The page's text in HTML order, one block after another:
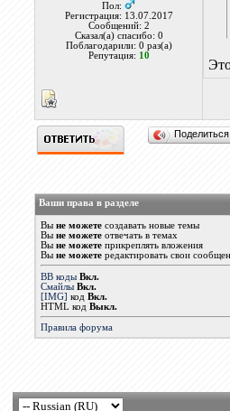
Пол:
Регистрация: 13.07.2017
Сообщений: 2
Сказал(а) спасибо: 0
Поблагодарили: 0 раз(а)
Репутация: 10
Ваши права в разделе
Выне можете создавать новые темы
Выне можете отвечать в темах
Выне можете прикреплять вложения
Выне можете редактировать свои
BB коды Вкл.
Смайлы Вкл.
[IMG] кодВкл.
HTML кодВыкл.
Правила форума